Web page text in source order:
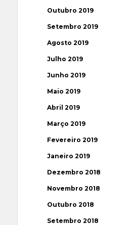
Outubro 2019
Setembro 2019
Agosto 2019
Julho 2019
Junho 2019
Maio 2019
Abril 2019
Março 2019
Fevereiro 2019
Janeiro 2019
Dezembro 2018
Novembro 2018
Outubro 2018
Setembro 2018